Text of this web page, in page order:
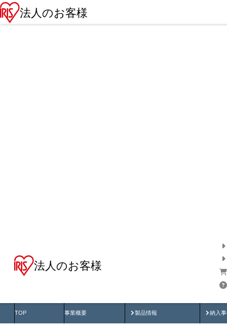
法人のお客様
法人のお客様
TOP 事業概要 製品情報
製品動画 納入
納